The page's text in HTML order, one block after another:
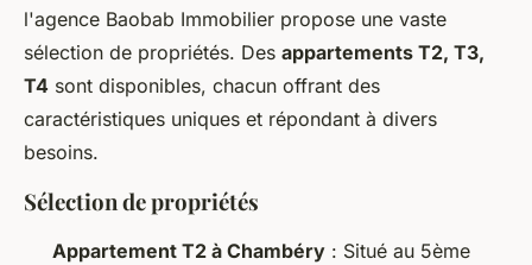
l'agence Baobab Immobilier propose une vaste
sélection de propriétés. Des appartements T2, T3,
T4 sont disponibles, chacun offrant des
caractéristiques uniques et répondant à divers
besoins.
Sélection de propriétés
Appartement T2 à Chambéry : Situé au 5ème